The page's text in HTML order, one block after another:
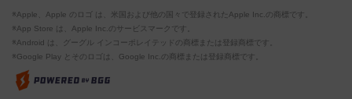
※Apple、Apple のロゴ は、米国および他の国々で登録されたApple Inc.の商標です。
※App Store は、Apple Inc.のサービスマークです。
※Android は、グーグル インコーポレイテッドの商標または登録商標です。
※Google Play とそのロゴは、Google Inc.の商標または登録商標です。